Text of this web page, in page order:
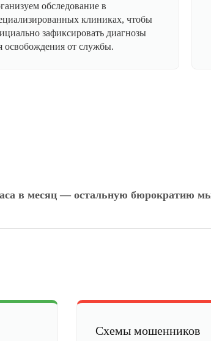
обследование в
клиниках, чтобы
зафиксировать диагнозы
освобождения от службы.
в месяц — остальную бюрократию
Схемы мошенников